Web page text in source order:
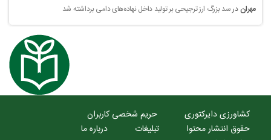
مهراندرسد بزرگ ارز ترجیحی بر تولید داخل نهاده‌های دامی برداشته شد
کشاورزی دایرکتوری
حریم شخصی کاربران
حقوق انتشار محتوا
تبلیغات
درباره ما